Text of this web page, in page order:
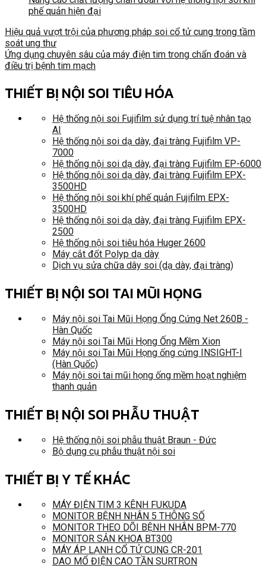
phế quản hiện đại
Hiệu quả vượt trội của phương pháp soi cổ tử cung trong tầm
soát ung thư
Ứng dụng chuyên sâu của máy điện tim trong chẩn đoán và
điều trị bệnh tim mạch
THIẾT BỊ NỘI SOI TIÊU HÓA
Hệ thống nội soi Fujifilm sử dụng trí tuệ nhân tạo
AI
Hệ thống nội soi dạ dày, đại tràng Fujifilm VP-
7000
Hệ thống nội soi dạ dày, đại tràng Fujifilm EP-6000
Hệ thống nội soi dạ dày, đại tràng Fujifilm EPX-
3500HD
Hệ thống nội soi khí phế quản Fujifilm EPX-
3500HD
Hệ thống nội soi dạ dày, đại tràng Fujifilm EPX-
2500
Hệ thống nội soi tiêu hóa Huger 2600
Máy cắt đốt Polyp dạ dày
Dịch vụ sửa chữa dây soi (dạ dày, đại tràng)
THIẾT BỊ NỘI SOI TAI MŨI HỌNG
Máy nội soi Tai Mũi Họng Ống Cứng Net 260B -
Hàn Quốc
Máy nội soi Tai Mũi Họng Ống Mềm Xion
Máy nội soi Tai Mũi Họng ống cứng INSIGHT-I
(Hàn Quốc)
Máy nội soi tai mũi họng ống mềm hoạt nghiệm
thanh quản
THIẾT BỊ NỘI SOI PHẪU THUẬT
Hệ thống nội soi phẫu thuật Braun - Đức
Bộ dụng cụ phẫu thuật nội soi
THIẾT BỊ Y TẾ KHÁC
MÁY ĐIỆN TIM 3 KÊNH FUKUDA
MONITOR BỆNH NHÂN 5 THÔNG SỐ
MONITOR THEO DÕI BỆNH NHÂN BPM-770
MONITOR SẢN KHOA BT300
MÁY ÁP LẠNH CỔ TỬ CUNG CR-201
DAO MỔ ĐIỆN CAO TẦN SURTRON